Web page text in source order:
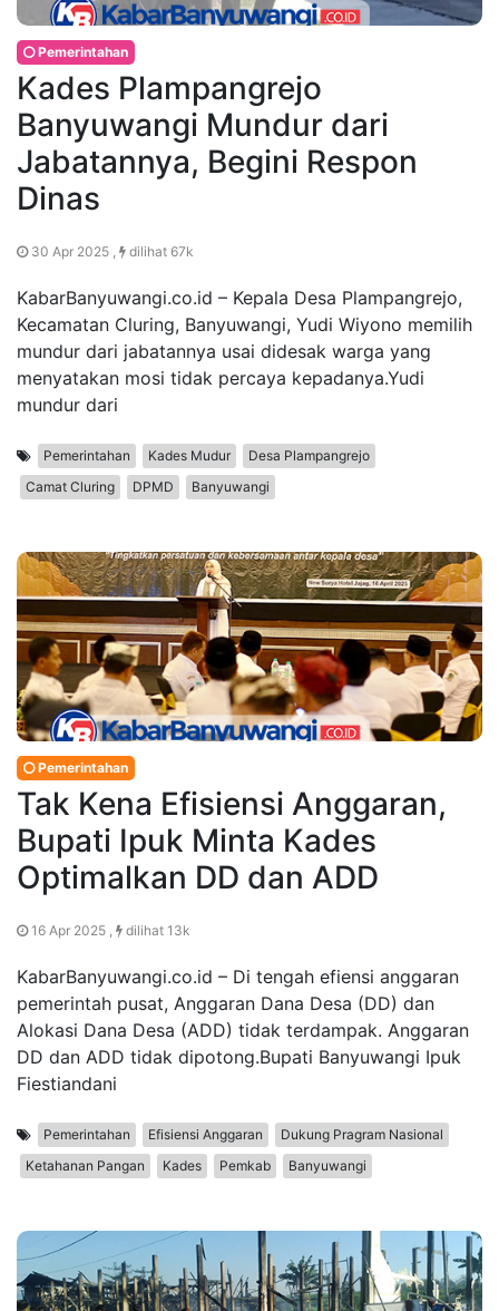
Pemerintahan
Kades Plampangrejo
Banyuwangi Mundur dari
Jabatannya, Begini Respon
Dinas
30 Apr 2025 , dilihat 67k
KabarBanyuwangi.co.id – Kepala Desa Plampangrejo,
Kecamatan Cluring, Banyuwangi, Yudi Wiyono memilih
mundur dari jabatannya usai didesak warga yang
menyatakan mosi tidak percaya kepadanya.Yudi
mundur dari
Pemerintahan Kades Mudur
Desa Plampangrejo
Camat Cluring
DPMD Banyuwangi
Pemerintahan
Tak Kena Efisiensi Anggaran,
Bupati Ipuk Minta Kades
Optimalkan DD dan ADD
16 Apr 2025 , dilihat 13k
KabarBanyuwangi.co.id – Di tengah efiensi anggaran
pemerintah pusat, Anggaran Dana Desa (DD) dan
Alokasi Dana Desa (ADD) tidak terdampak. Anggaran
DD dan ADD tidak dipotong.Bupati Banyuwangi Ipuk
Fiestiandani
Pemerintahan Efisiensi Anggaran
Dukung Pragram Nasional
Ketahanan Pangan
Kades Pemkab Banyuwangi